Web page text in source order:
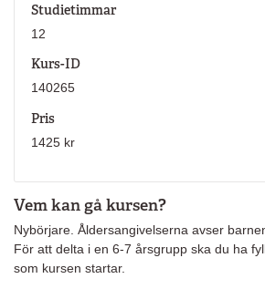
Vem kan gå kursen?
Nybörjare. Åldersangivelserna avser
För att delta i en 6-7 årsgrupp ska du ha
som kursen startar.
Studietimmar
12
Kurs-ID
140265
Pris
1425 kr